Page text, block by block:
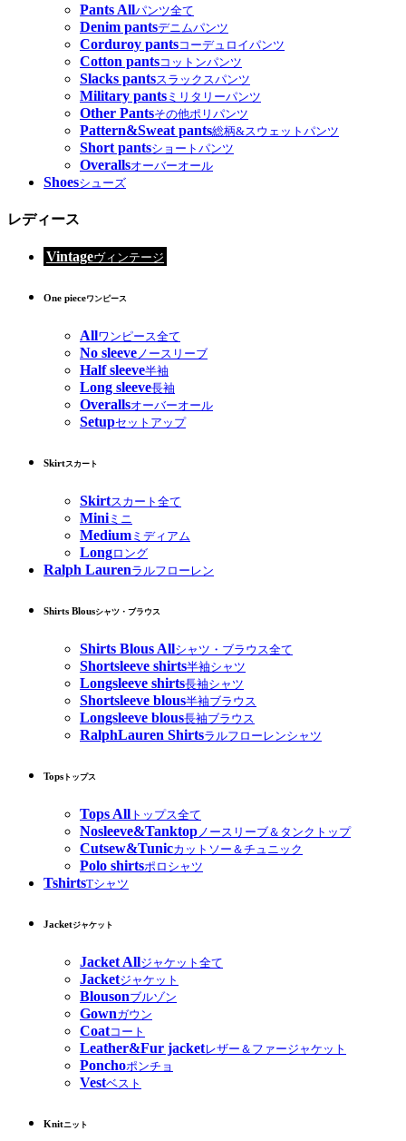
Pants Allパンツ全て
Denim pantsデニムパンツ
Corduroy pantsコーデュロイパンツ
Cotton pantsコットンパンツ
Slacks pantsスラックスパンツ
Military pants ミリタリーパンツ
Other Pantsその他ポリパンツ
Pattern&Sweat pants総柄&スウェットパンツ
Short pantsショートパンツ
Overallsオーバーオール
Shoesシューズ
レディース
Vintageヴィンテージ
One pieceワンピース
Allワンピース全て
No sleeveノースリーブ
Half sleeve半袖
Long sleeve長袖
Overallsオーバーオール
Setupセットアップ
Skirtスカート
Skirtスカート全て
Miniミニ
Medium ミディアム
Longロング
Ralph Laurenラルフローレン
Shirts Blousシャツ・ブラウス
Shirts Blous Allシャツ・ブラウス全て
Shortsleeve shirts半袖シャツ
Longsleeve shirts長袖シャツ
Shortsleeve blous半袖ブラウス
Longsleeve blous長袖ブラウス
RalphLauren Shirtsラルフローレンシャツ
Tops トップス
Tops All トップス全て
Nosleeve&Tanktop ノースリーブ＆タンクトップ
Cutsew&Tunicカットソー＆チュニック
Polo shirtsポロシャツ
TshirtsTシャツ
Jacketジャケット
Jacket Allジャケット全て
Jacketジャケット
Blousonブルゾン
Gownガウン
Coatコート
Leather&Fur jacketレザー＆ファージャケット
Ponchoポンチョ
Vestベスト
Knitニット